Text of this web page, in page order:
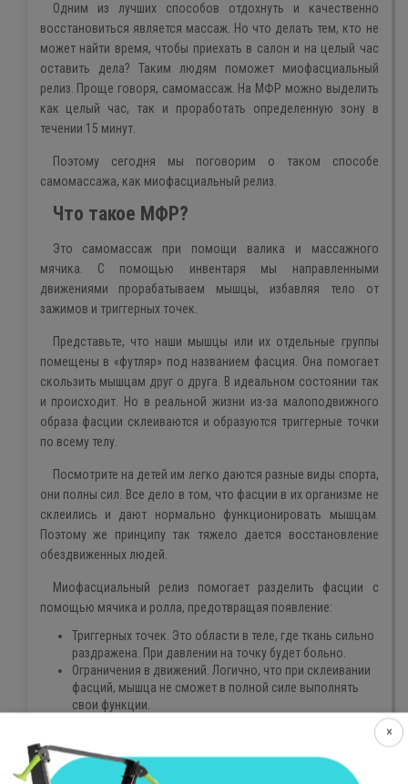
Одним из лучших способов отдохнуть и качественно
восстановиться является массаж. Но что делать тем, кто не
может найти время, чтобы приехать в салон и на целый час
оставить дела? Таким людям поможет миофасциальный
релиз. Проще говоря, самомассаж. На МФР можно выделить
как целый час, так и проработать определенную зону в
течении 15 минут.
Поэтому сегодня мы поговорим о таком способе
самомассажа, как миофасциальный релиз.
Что такое МФР?
Это самомассаж при помощи валика и массажного
мячика. С помощью инвентаря мы направленными
движениями прорабатываем мышцы, избавляя тело от
зажимов и триггерных точек.
Представьте, что наши мышцы или их отдельные группы
помещены в «футляр» под названием фасция. Она помогает
скользить мышцам друг о друга. В идеальном состоянии так
и происходит. Но в реальной жизни из-за малоподвижного
образа фасции склеиваются и образуются триггерные точки
по всему телу.
Посмотрите на детей им легко даются разные виды спорта,
они полны сил. Все дело в том, что фасции в их организме не
склеились и дают нормально функционировать мышцам.
Поэтому же принципу так тяжело дается восстановление
обездвиженных людей.
Миофасциальный релиз помогает разделить фасции с
помощью мячика и ролла, предотвращая появление:
Триггерных точек. Это области в теле, где ткань сильно
раздражена. При давлении на точку будет больно.
Ограничения в движений. Логично, что при склеивании
фасций, мышца не сможет в полной силе выполнять
свои функции.
Судорог. Мышца не может самостоятельно
растянутся, не хватает минеральных веществ,
×